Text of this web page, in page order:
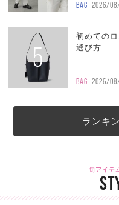
BAG 2026/
5
初めての
選び方
BAG 2026/
ランキ
旬アイテ